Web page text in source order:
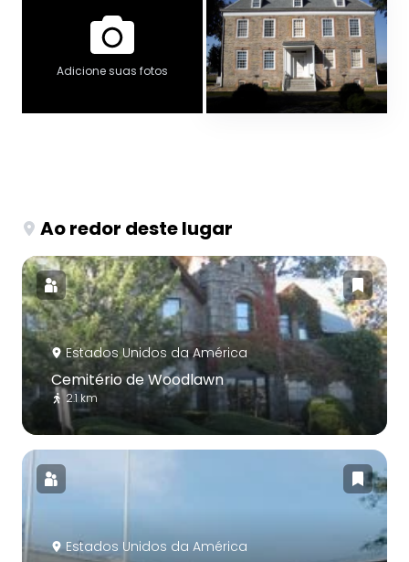
Adicione suas fotos
Ao redor deste lugar
Estados Unidos da América
Cemitério de Woodlawn
2.1 km
Estados Unidos da América